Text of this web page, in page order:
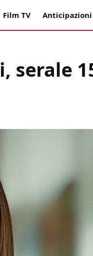
Film TV Anticipazioni
serale